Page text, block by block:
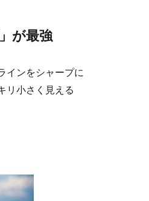
が最強
インをシャープに
リ小さく見える